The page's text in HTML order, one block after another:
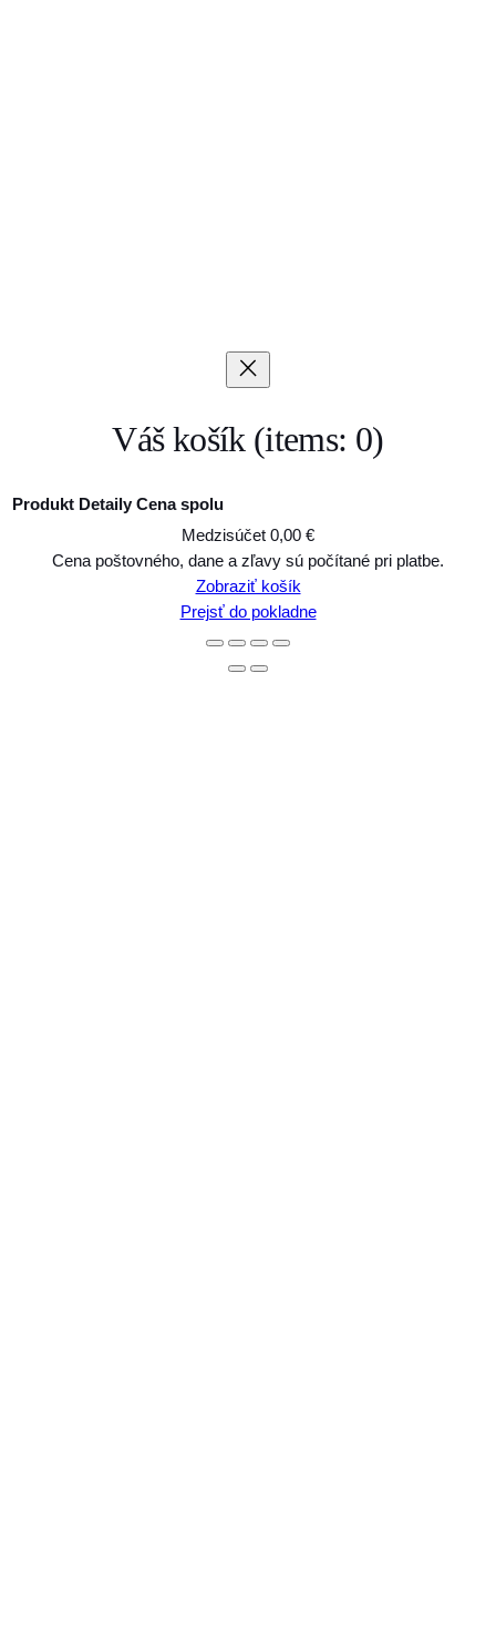
Váš košík (items: 0)
Produkty
Produkt Detaily Cena spolu
Medzisúčet 0,00 €
Cena poštovného, dane a zľavy sú počítané pri platbe.
Zobraziť košík
Prejsť do pokladne